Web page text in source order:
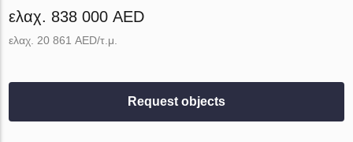
ελαχ. 838 000 AED
ελαχ. 20 861 AED/τ.μ.
Request objects